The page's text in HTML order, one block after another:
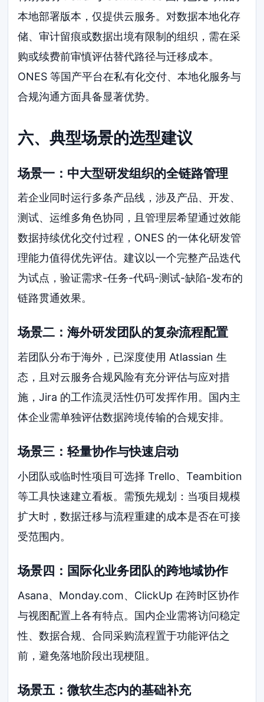
本地部署版本，仅提供云服务。对数据本地化存
储、审计留痕或数据出境有限制的组织，需在采
购或续费前审慎评估替代路径与迁移成本。
ONES 等国产平台在私有化交付、本地化服务与
合规沟通方面具备显著优势。
六、典型场景的选型建议
场景一：中大型研发组织的全链路管理
若企业同时运行多条产品线，涉及产品、开发、
测试、运维多角色协同，且管理层希望通过效能
数据持续优化交付过程，ONES 的一体化研发管
理能力值得优先评估。建议以一个完整产品迭代
为试点，验证需求-任务-代码-测试-缺陷-发布的
链路贯通效果。
场景二：海外研发团队的复杂流程配置
若团队分布于海外，已深度使用 Atlassian 生
态，且对云服务合规风险有充分评估与应对措
施，Jira 的工作流灵活性仍可发挥作用。国内主
体企业需单独评估数据跨境传输的合规安排。
场景三：轻量协作与快速启动
小团队或临时性项目可选择 Trello、Teambition
等工具快速建立看板。需预先规划：当项目规模
扩大时，数据迁移与流程重建的成本是否在可接
受范围内。
场景四：国际化业务团队的跨地域协作
Asana、Monday.com、ClickUp 在跨时区协作
与视图配置上各有特点。国内企业需将访问稳定
性、数据合规、合同采购流程置于功能评估之
前，避免落地阶段出现梗阻。
场景五：微软生态内的基础补充